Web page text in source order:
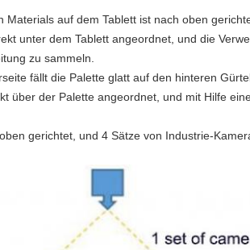
auf dem Tablett ist nach oben
unter dem Tablett angeordnet, und die
zu sammeln.
fällt die Palette glatt auf den hinteren
über der Palette angeordnet, und mit Hilfe
gerichtet, und 4 Sätze von Industrie-